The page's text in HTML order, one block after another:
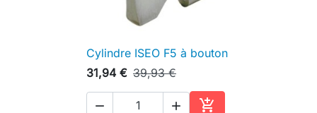
 Aperçu rapide
Cylindre ISEO F5 à bouton
31,94 € 39,93 €
  